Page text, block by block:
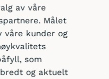
av våre
Målet
våre kunder og
som
og aktuelt